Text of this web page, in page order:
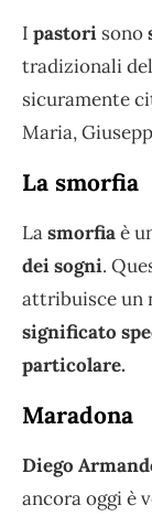
I pastori sono
tradizionali
sicuramente
Maria,
La smorfia
Lasmorfiaè
dei sogni.
attribuisce un
significato
particolare.
Maradona
Diego
ancora oggi è